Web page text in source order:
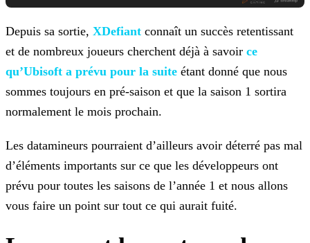
Depuis sa sortie, XDefiant connaît un succès retentissant
et de nombreux joueurs cherchent déjà à savoir ce
qu’Ubisoft a prévu pour la suite étant donné que nous
sommes toujours en pré-saison et que la saison 1 sortira
normalement le mois prochain.
Les datamineurs pourraient d’ailleurs avoir déterré pas mal
d’éléments importants sur ce que les développeurs ont
prévu pour toutes les saisons de l’année 1 et nous allons
vous faire un point sur tout ce qui aurait fuité.